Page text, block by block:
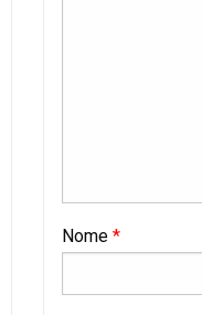
Nome *